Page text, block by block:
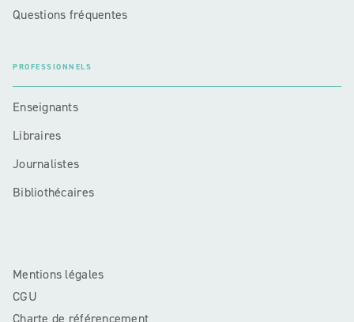
Questions fréquentes
PROFESSIONNELS
Enseignants
Libraires
Journalistes
Bibliothécaires
Mentions légales
CGU
Charte de référencement